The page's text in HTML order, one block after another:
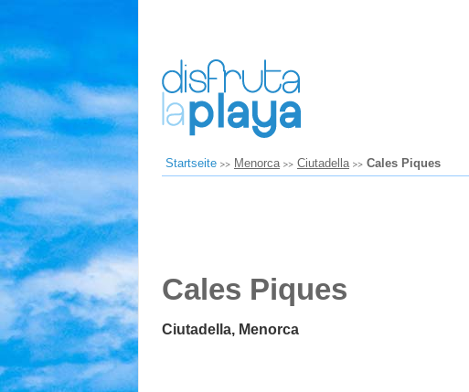
Startseite Menorca Ciutadella Cales Piques
Cales Piques
Ciutadella, Menorca